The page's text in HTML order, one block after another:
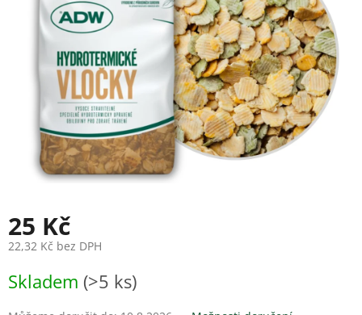
25 Kč
22,32 Kč bez DPH
cena:
Skladem (>5 ks)